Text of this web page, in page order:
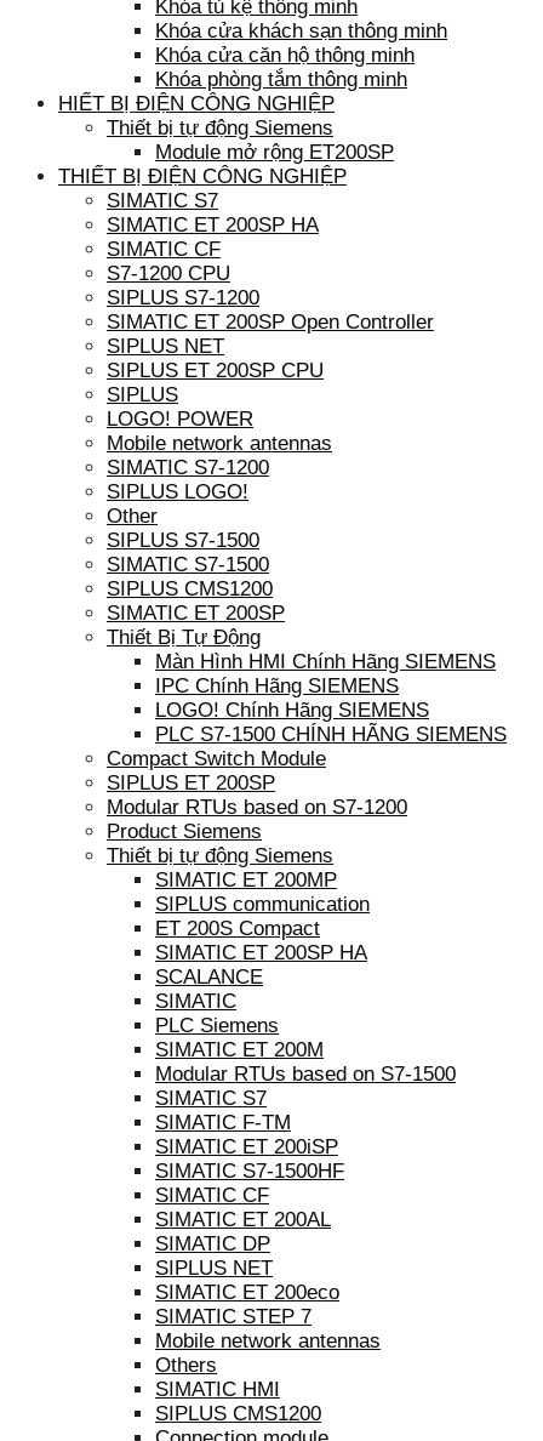
Khóa tủ kệ thông minh
Khóa cửa khách sạn thông minh
Khóa cửa căn hộ thông minh
Khóa phòng tắm thông minh
HIẾT BỊ ĐIỆN CÔNG NGHIỆP
Thiết bị tự động Siemens
Module mở rộng ET200SP
THIẾT BỊ ĐIỆN CÔNG NGHIỆP
SIMATIC S7
SIMATIC ET 200SP HA
SIMATIC CF
S7-1200 CPU
SIPLUS S7-1200
SIMATIC ET 200SP Open Controller
SIPLUS NET
SIPLUS ET 200SP CPU
SIPLUS
LOGO! POWER
Mobile network antennas
SIMATIC S7-1200
SIPLUS LOGO!
Other
SIPLUS S7-1500
SIMATIC S7-1500
SIPLUS CMS1200
SIMATIC ET 200SP
Thiết Bị Tự Động
Màn Hình HMI Chính Hãng SIEMENS
IPC Chính Hãng SIEMENS
LOGO! Chính Hãng SIEMENS
PLC S7-1500 CHÍNH HÃNG SIEMENS
Compact Switch Module
SIPLUS ET 200SP
Modular RTUs based on S7-1200
Product Siemens
Thiết bị tự động Siemens
SIMATIC ET 200MP
SIPLUS communication
ET 200S Compact
SIMATIC ET 200SP HA
SCALANCE
SIMATIC
PLC Siemens
SIMATIC ET 200M
Modular RTUs based on S7-1500
SIMATIC S7
SIMATIC F-TM
SIMATIC ET 200iSP
SIMATIC S7-1500HF
SIMATIC CF
SIMATIC ET 200AL
SIMATIC DP
SIPLUS NET
SIMATIC ET 200eco
SIMATIC STEP 7
Mobile network antennas
Others
SIMATIC HMI
SIPLUS CMS1200